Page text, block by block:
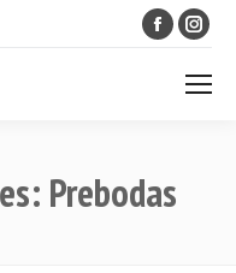
Prebodas